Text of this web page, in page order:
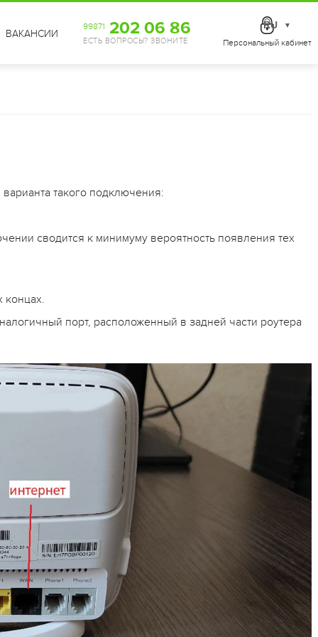
ВАКАНСИИ
99871 202 06 86
ЕСТЬ ВОПРОСЫ? ЗВОНИТЕ Персональный кабинет
RU ▼
такого подключения:
сводится к минимуму вероятность появления тех
концах.
порт, расположенный в задней части роутера